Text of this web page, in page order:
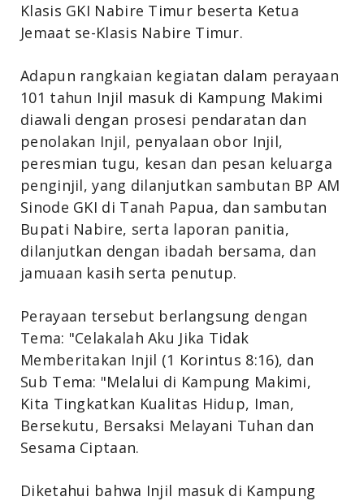
Klasis GKI Nabire Timur beserta Ketua
Jemaat se-Klasis Nabire Timur.
Adapun rangkaian kegiatan dalam perayaan
101 tahun Injil masuk di Kampung Makimi
diawali dengan prosesi pendaratan dan
penolakan Injil, penyalaan obor Injil,
peresmian tugu, kesan dan pesan keluarga
penginjil, yang dilanjutkan sambutan BP AM
Sinode GKI di Tanah Papua, dan sambutan
Bupati Nabire, serta laporan panitia,
dilanjutkan dengan ibadah bersama, dan
jamuaan kasih serta penutup.
Perayaan tersebut berlangsung dengan
Tema: "Celakalah Aku Jika Tidak
Memberitakan Injil (1 Korintus 8:16), dan
Sub Tema: "Melalui di Kampung Makimi,
Kita Tingkatkan Kualitas Hidup, Iman,
Bersekutu, Bersaksi Melayani Tuhan dan
Sesama Ciptaan.
Diketahui bahwa Injil masuk di Kampung